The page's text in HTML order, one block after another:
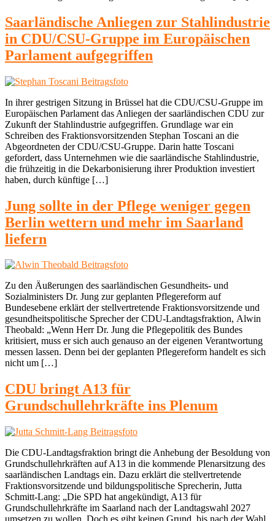
Saarländische Anliegen zur Stahlindustrie
in CDU/CSU-Gruppe im Europäischen
Parlament aufgegriffen
In ihrer gestrigen Sitzung in Brüssel hat die CDU/CSU-Gruppe im
Europäischen Parlament das Anliegen der saarländischen CDU zur
Zukunft der Stahlindustrie aufgegriffen. Grundlage war ein
Schreiben des Fraktionsvorsitzenden Stephan Toscani an die
Abgeordneten der CDU/CSU-Gruppe. Darin hatte Toscani
gefordert, dass Unternehmen wie die saarländische Stahlindustrie,
die frühzeitig in die Dekarbonisierung ihrer Produktion investiert
haben, durch künftige […]
Jung sollte in der Pflege weniger gegen
Berlin wettern und mehr im Saarland
liefern
Zu den Äußerungen des saarländischen Gesundheits- und
Sozialministers Dr. Jung zur geplanten Pflegereform auf
Bundesebene erklärt der stellvertretende Fraktionsvorsitzende und
gesundheitspolitische Sprecher der CDU-Landtagsfraktion, Alwin
Theobald: „Wenn Herr Dr. Jung die Pflegepolitik des Bundes
kritisiert, muss er sich auch genauso an der eigenen Verantwortung
messen lassen. Denn bei der geplanten Pflegereform handelt es sich
nicht um […]
CDU bringt A13 für
Grundschullehrkräfte ins Plenum
Die CDU-Landtagsfraktion bringt die Anhebung der Besoldung von
Grundschullehrkräften auf A13 in die kommende Plenarsitzung des
saarländischen Landtags ein. Dazu erklärt die stellvertretende
Fraktionsvorsitzende und bildungspolitische Sprecherin, Jutta
Schmitt-Lang: „Die SPD hat angekündigt, A13 für
Grundschullehrkräfte im Saarland nach der Landtagswahl 2027